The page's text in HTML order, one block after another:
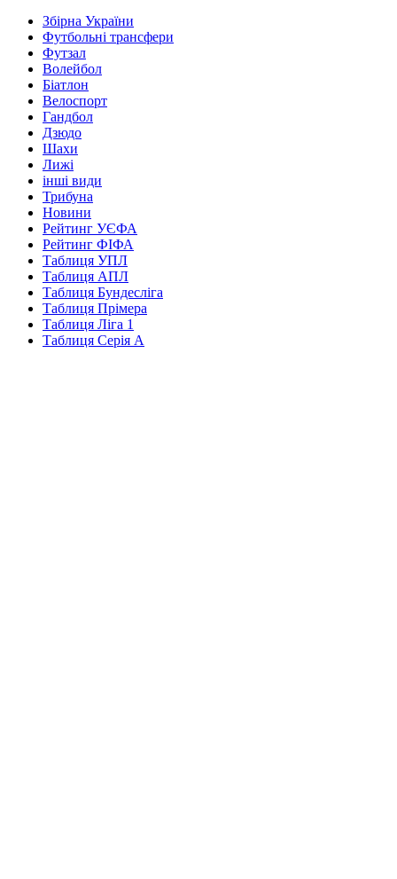
Збірна України
Футбольні трансфери
Футзал
Волейбол
Біатлон
Велоспорт
Гандбол
Дзюдо
Шахи
Лижі
інші види
Трибуна
Новини
Рейтинг УЄФА
Рейтинг ФІФА
Таблиця УПЛ
Таблиця АПЛ
Таблиця Бундесліга
Таблиця Прімера
Таблиця Ліга 1
Таблиця Серія А